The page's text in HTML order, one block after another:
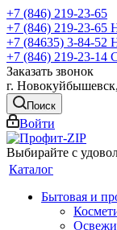
+7 (846) 219-23-65
+7 (846) 219-23-65
+7 (84635) 3-84-52
+7 (846) 219-23-14
Заказать звонок
г.
Поиск
Войти
Выбирайте с
Каталог
Бытовая и